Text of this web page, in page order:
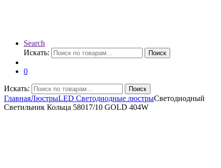
Search
Искать:
Поиск
0
Искать: Поиск
ГлавнаяЛюстрыLED Светодиодные люстрыСветодиодный
Светильник Кольца 58017/10 GOLD 404W